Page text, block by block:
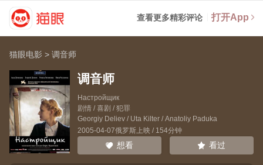
查看更多精彩评论 打开App
猫眼电影 >调音师
调音师
Настройщик
剧情 / 喜剧 / 犯罪
Georgiy Deliev/ Uta Kilter/ Anatoliy Paduka
2005-04-07俄罗斯上映 / 154分钟
想看 看过